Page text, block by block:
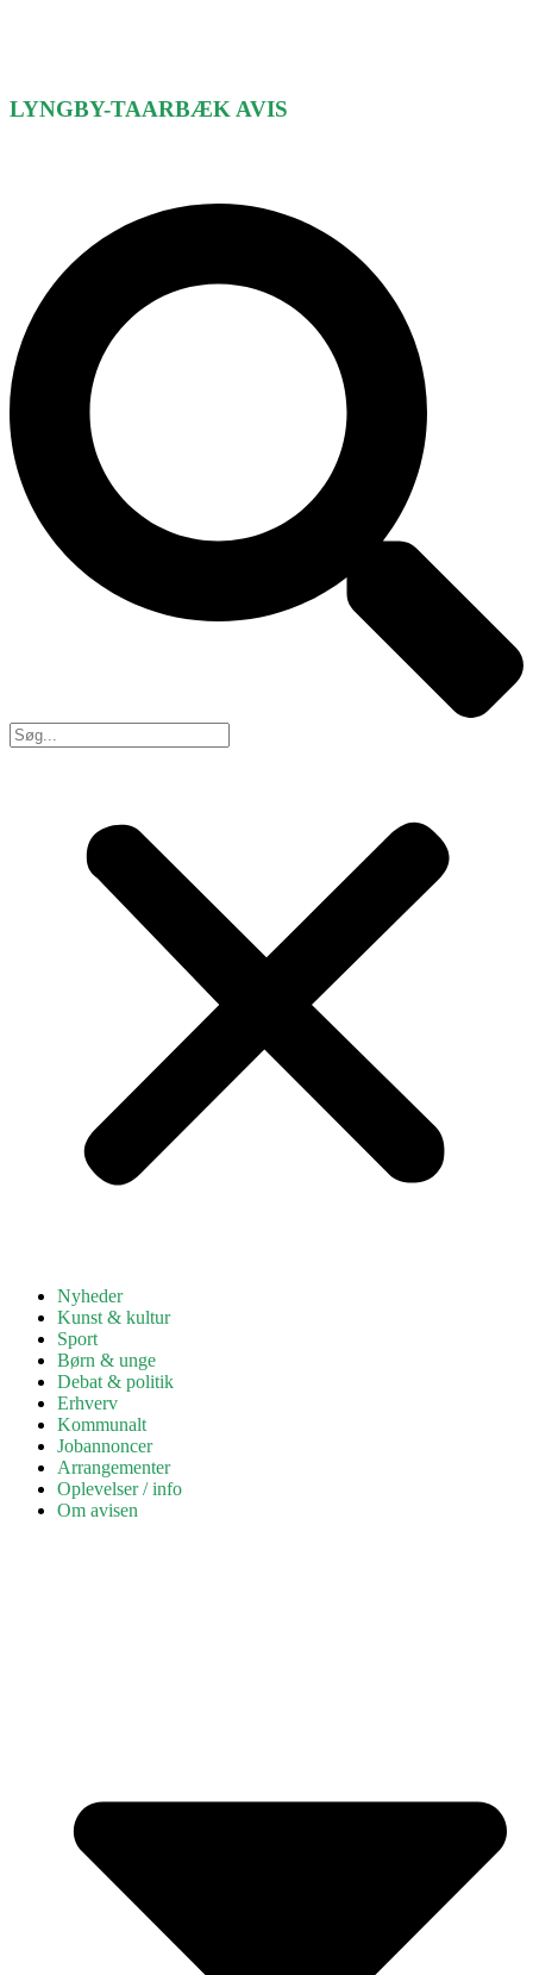
LYNGBY-TAARBÆK AVIS
Nyheder
Kunst & kultur
Sport
Børn & unge
Debat & politik
Erhverv
Kommunalt
Jobannoncer
Arrangementer
Oplevelser / info
Om avisen